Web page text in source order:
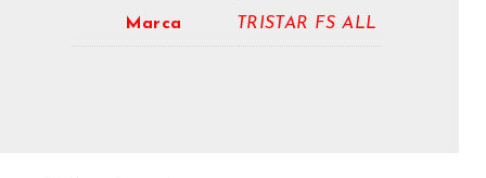
Marca TRISTAR FS ALL